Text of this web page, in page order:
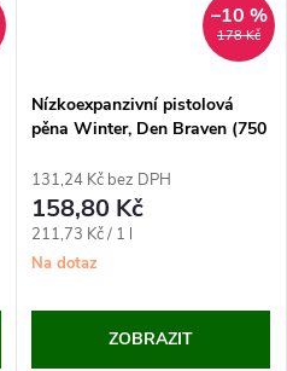
178 Kč
–10 %
Nízkoexpanzivní pistolová
pěna Winter, Den Braven (750
131,24 Kč bez DPH
158,80 Kč
Měrná
cena:
211,73 Kč / 1 l
Na dotaz
ZOBRAZIT